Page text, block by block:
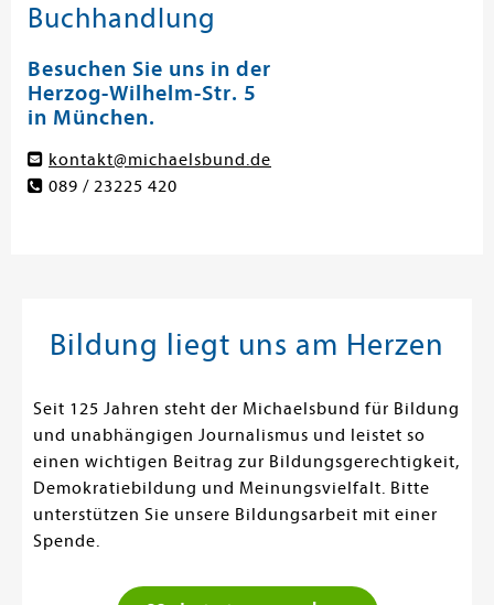
Buchhandlung
Besuchen Sie uns in der
Herzog-Wilhelm-Str. 5
in München.
kontakt@michaelsbund.de
089 / 23225 420
Bildung liegt uns am Herzen
Seit 125 Jahren steht der Michaelsbund für Bildung
und unabhängigen Journalismus und leistet so
einen wichtigen Beitrag zur Bildungsgerechtigkeit,
Demokratiebildung und Meinungsvielfalt. Bitte
unterstützen Sie unsere Bildungsarbeit mit einer
Spende.